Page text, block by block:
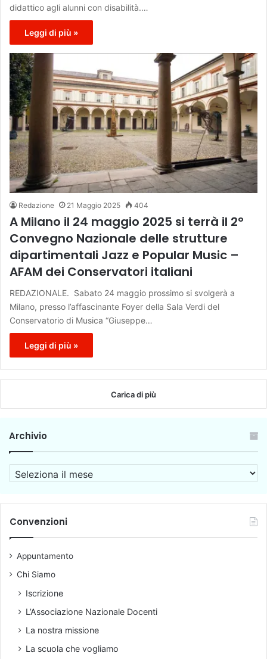
didattico agli alunni con disabilità.…
Leggi di più »
Redazione 21 Maggio 2025 404
A Milano il 24 maggio 2025 si terrà il 2°
Convegno Nazionale delle strutture
dipartimentali Jazz e Popular Music –
AFAM dei Conservatori italiani
REDAZIONALE. Sabato 24 maggio prossimo si svolgerà a
Milano, presso l’affascinante Foyer della Sala Verdi del
Conservatorio di Musica “Giuseppe…
Leggi di più »
Carica di più
Archivio
r
i
o
Convenzioni
Appuntamento
Chi Siamo
Iscrizione
L’Associazione Nazionale Docenti
La nostra missione
La scuola che vogliamo